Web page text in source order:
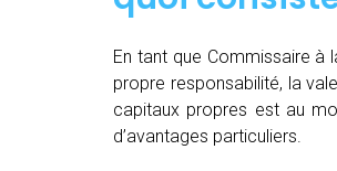
En tant que Commissaire à
propre responsabilité, la
capitaux propres est au
d’avantages particuliers.